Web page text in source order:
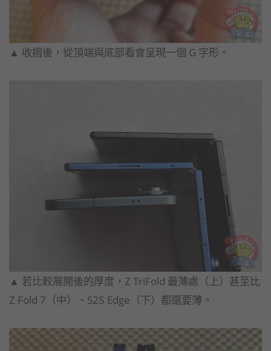
▲ 收摺後，從頂端與底部看會呈現一個 G 字形。
▲ 若比較展開後的厚度，Z TriFold 最薄處（上）甚至比
Z Fold 7（中）、S25 Edge（下）都還要薄。